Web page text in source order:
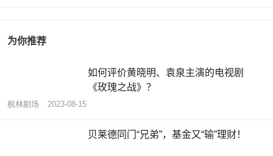
为你推荐
如何评价黄晓明、袁泉主演的电视剧
《玫瑰之战》？
枫林剧场 2023-08-15
贝莱德同门“兄弟”，基金又“输”理财！